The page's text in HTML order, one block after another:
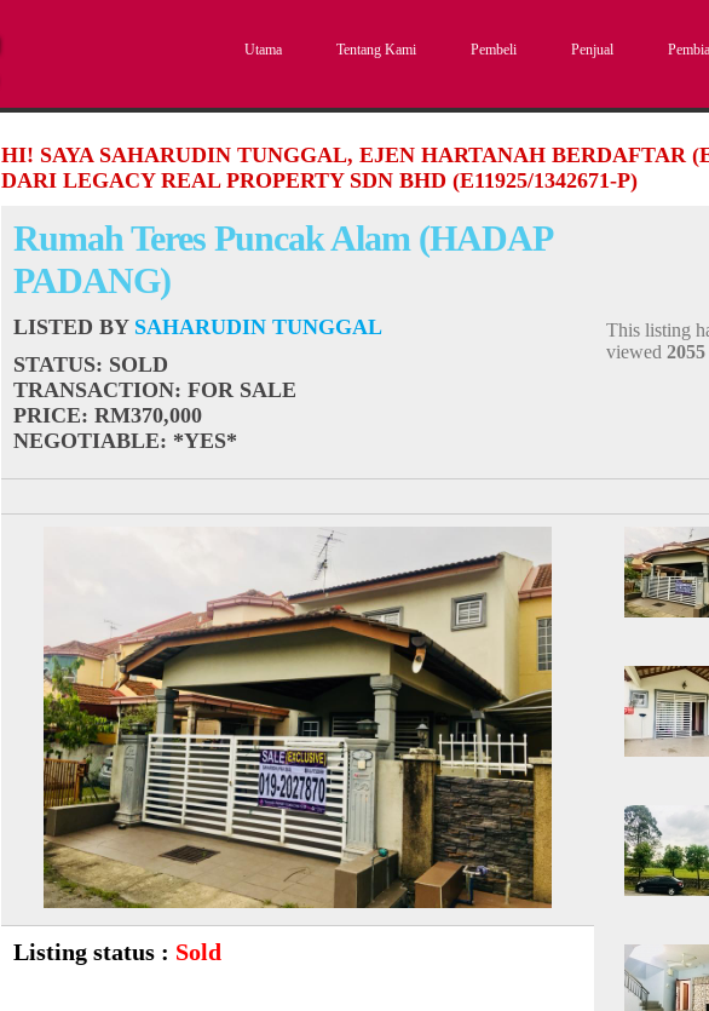
Utama Tentang Kami Pembeli Penjual
HI! SAYA SAHARUDIN TUNGGAL, EJEN HARTANAH BERDAFTAR
DARI LEGACY REAL PROPERTY SDN BHD (E11925/1342671-P)
Rumah Teres Puncak Alam (HADAP
PADANG)
LISTED BY SAHARUDIN TUNGGAL
STATUS: SOLD
TRANSACTION: FOR SALE
PRICE: RM370,000
NEGOTIABLE: *YES*
This listing
viewed2055
Listing status : Sold